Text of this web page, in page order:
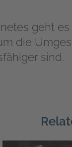
geht
die
sind.